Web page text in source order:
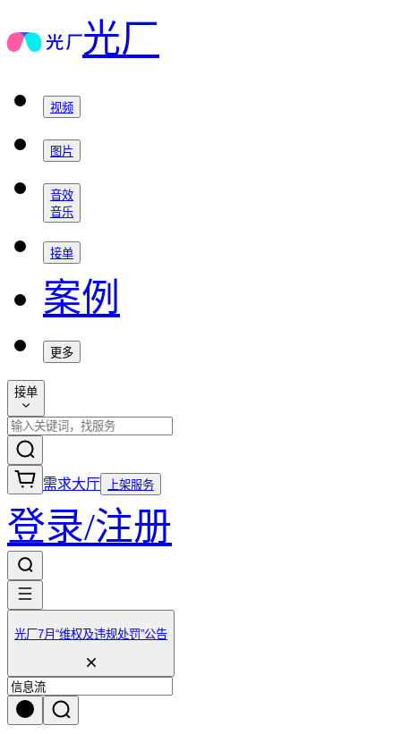
光厂
视频
图片
音效
音乐
接单
案例
更多
接单
需求大厅 上架服务
登录/注册
光厂7月“维权及违规处罚”公告